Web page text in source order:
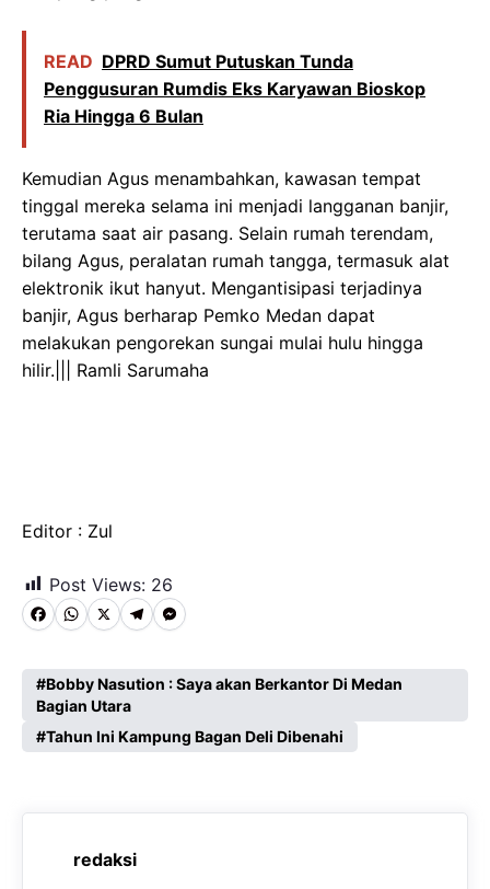
READ DPRD Sumut Putuskan Tunda
Penggusuran Rumdis Eks Karyawan Bioskop
Ria Hingga 6 Bulan
Kemudian Agus menambahkan, kawasan tempat
tinggal mereka selama ini menjadi langganan banjir,
terutama saat air pasang. Selain rumah terendam,
bilang Agus, peralatan rumah tangga, termasuk alat
elektronik ikut hanyut. Mengantisipasi terjadinya
banjir, Agus berharap Pemko Medan dapat
melakukan pengorekan sungai mulai hulu hingga
hilir.||| Ramli Sarumaha
Editor : Zul
Post Views: 26
F
c
e
b
W
a
t
s
p
X T
l
e
g
m
M
s
s
e
Bobby Nasution : Saya akan Berkantor Di Medan
Bagian Utara
Tahun Ini Kampung Bagan Deli Dibenahi
redaksi